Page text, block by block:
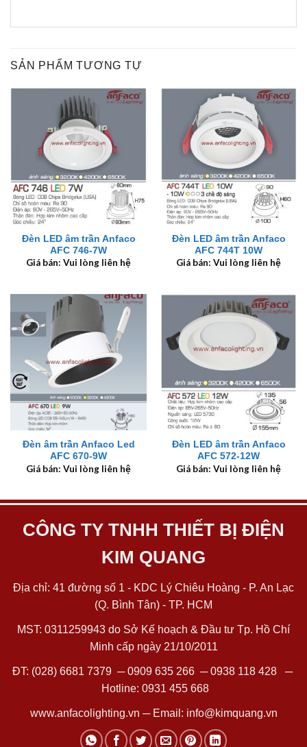
SẢN PHẨM TƯƠNG TỰ
Đèn LED âm trần Anfaco
AFC 746-7W
Giá bán: Vui lòng liên hệ
Đèn LED âm trần Anfaco
AFC 744T 10W
Giá bán: Vui lòng liên hệ
Đèn âm trần Anfaco Led
AFC 670-9W
Giá bán: Vui lòng liên hệ
Đèn LED âm trần Anfaco
AFC 572-12W
Giá bán: Vui lòng liên hệ
CÔNG TY TNHH THIẾT BỊ ĐIỆN
KIM QUANG
Địa chỉ: 41 đường số 1 - KDC Lý Chiêu Hoàng - P. An Lạc
(Q. Bình Tân) - TP. HCM
MST: 0311259943 do Sở Kế hoạch & Đầu tư Tp. Hồ Chí
Minh cấp ngày 21/10/2011
ĐT: (028) 6681 7379 ─0909 635 266─0938 118 428─
Hotline: 0931 455 668
www.anfacolighting.vn ─ Email: info@kimquang.vn